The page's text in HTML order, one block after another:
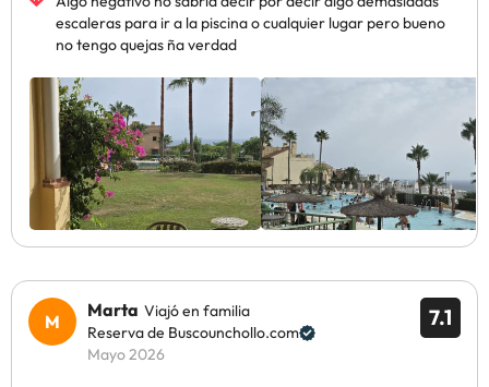
escaleras para ir a la piscina o cualquier lugar pero bueno
no tengo quejas ña verdad
7.1
Marta Viajó en familia
Reserva de Buscounchollo.com
Mayo 2026